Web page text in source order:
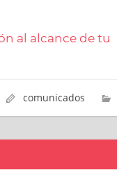
al alcance de tu
comunicados